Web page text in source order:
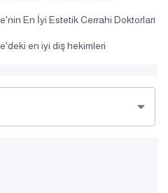
En İyi Estetik Cerrahi Doktorları
en iyi diş hekimleri